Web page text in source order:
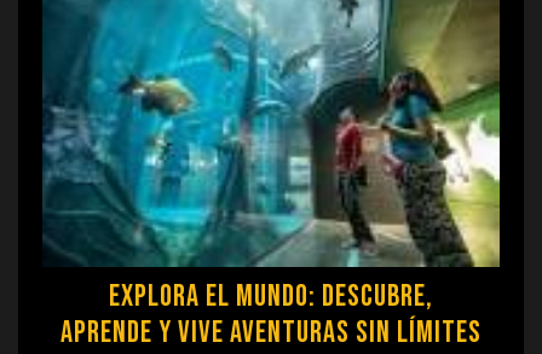
Explora el Mundo: Descubre,
Aprende y Vive Aventuras Sin Límites